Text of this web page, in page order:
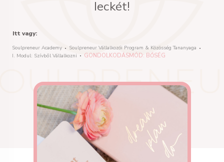
leckét!
Itt vagy:
Soulpreneur Academy
Soulpreneur Vállalkozói Program & Közösség Tananyaga
I. Modul: Szívből Vállalkozni
GONDOLKODÁSMÓD: BŐSÉG